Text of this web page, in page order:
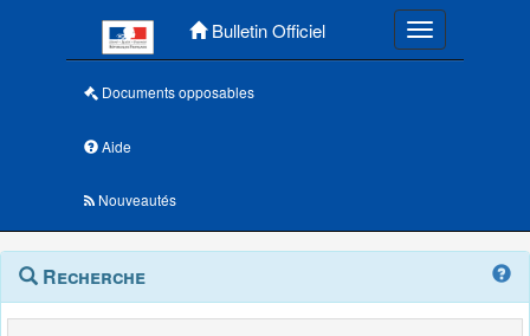
Bulletin Officiel Toggle
Documents opposables
Aide
Nouveautés
Navigation
outils
Menu
contextuel
Recherche